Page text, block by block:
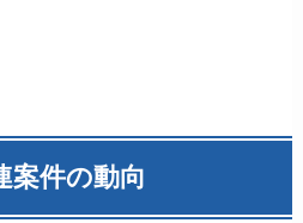
案件の動向